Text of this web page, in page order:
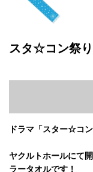
スタ☆コン祭
ドラマ「スター☆コ
ヤクルトホールにて
ラータオルです！